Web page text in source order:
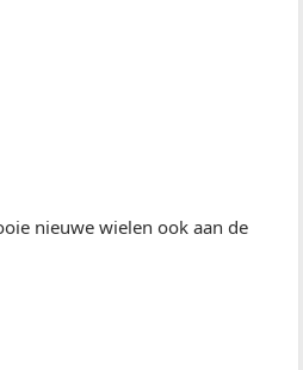
nieuwe wielen ook aan de